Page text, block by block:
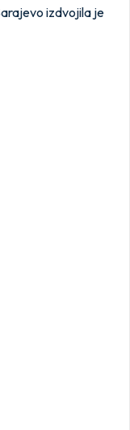
izdvojila je